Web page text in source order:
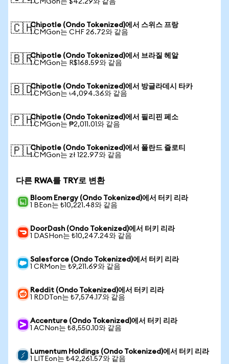
1 CMGon는 $42.29와 같음
🇨🇭Chipotle (Ondo Tokenized)에서 스위스 프랑
1 CMGon는 CHF 26.72와 같음
🇧🇷Chipotle (Ondo Tokenized)에서 브라질 헤알
1 CMGon는 R$168.59와 같음
🇧🇩Chipotle (Ondo Tokenized)에서 방글라데시 타카
1 CMGon는 ৳4,094.36와 같음
🇵🇭Chipotle (Ondo Tokenized)에서 필리핀 페소
1 CMGon는 ₱2,011.01와 같음
🇵🇱Chipotle (Ondo Tokenized)에서 폴란드 즐로티
1 CMGon는 zł 122.97와 같음
다른 RWA를 TRY로 변환
Bloom Energy (Ondo Tokenized)에서 터키 리라
1 BEon는 ₺10,221.48와 같음
DoorDash (Ondo Tokenized)에서 터키 리라
1 DASHon는 ₺10,247.24와 같음
Salesforce (Ondo Tokenized)에서 터키 리라
1 CRMon는 ₺9,211.69와 같음
Reddit (Ondo Tokenized)에서 터키 리라
1 RDDTon는 ₺7,574.17와 같음
Accenture (Ondo Tokenized)에서 터키 리라
1 ACNon는 ₺8,550.10와 같음
Lumentum Holdings (Ondo Tokenized)에서 터키 리라
1 LITEon는 ₺42,261.57와 같음